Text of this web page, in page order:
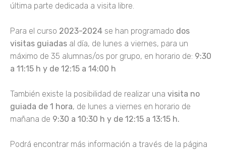
última parte dedicada a visita libre.
Para el curso 2023-2024 se han programado dos
visitas guiadas al día, de lunes a viernes, para un
máximo de 35 alumnas/os por grupo, en horario de: 9:30
a 11:15 h y de 12:15 a 14:00 h
También existe la posibilidad de realizar una visita no
guiada de 1 hora, de lunes a viernes en horario de
mañana de 9:30 a 10:30 h y de 12:15 a 13:15 h.
Podrá encontrar más información a través de la página